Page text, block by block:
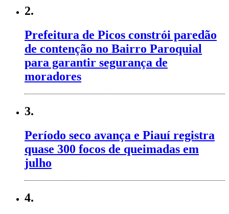
2.
Prefeitura de Picos constrói paredão
de contenção no Bairro Paroquial
para garantir segurança de
moradores
3.
Período seco avança e Piauí registra
quase 300 focos de queimadas em
julho
4.